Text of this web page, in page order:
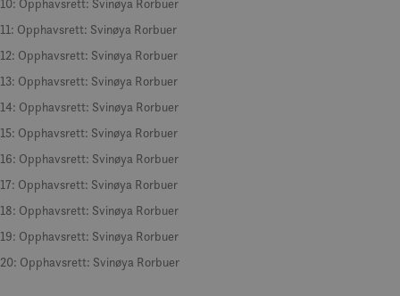
10: Opphavsrett: Svinøya Rorbuer
11: Opphavsrett: Svinøya Rorbuer
12: Opphavsrett: Svinøya Rorbuer
13: Opphavsrett: Svinøya Rorbuer
14: Opphavsrett: Svinøya Rorbuer
15: Opphavsrett: Svinøya Rorbuer
16: Opphavsrett: Svinøya Rorbuer
17: Opphavsrett: Svinøya Rorbuer
18: Opphavsrett: Svinøya Rorbuer
19: Opphavsrett: Svinøya Rorbuer
20: Opphavsrett: Svinøya Rorbuer